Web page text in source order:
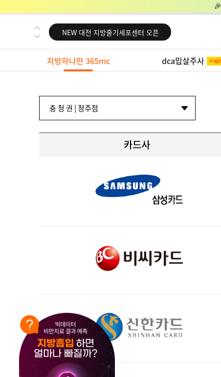
NEW 교대 지방줄기세포센터 오픈
NEW 대전 지방줄기세포센터 오픈
NEW 노원 지방줄기세포센터 오픈
NEW 미국 LA점 오픈
NEW 교대 지방줄기세포센터 오픈
NEW 대전 지방줄기세포센터 오픈
NEW 노원 지방줄기세포센터 오픈
NEW 부산 지방줄기세포센터 오픈
NEW 영등포 지방줄기세포센터 오픈
지방하나만 365mc dca밉살주사
카드사